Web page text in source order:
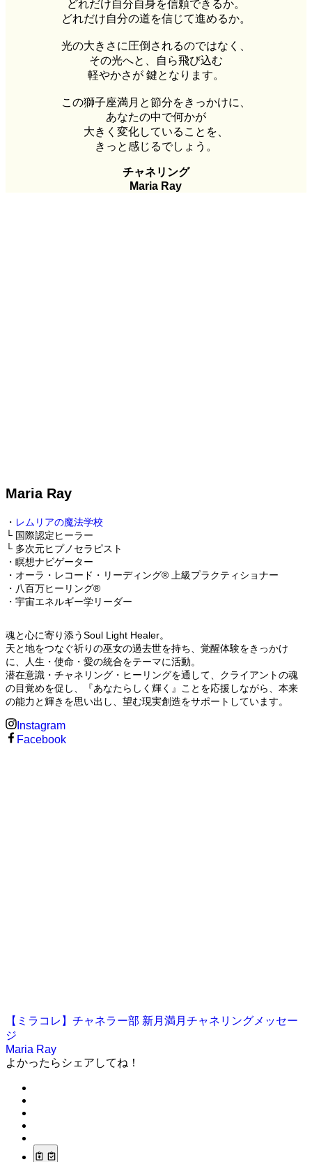
どれだけ自分自身を信頼できるか。
どれだけ自分の道を信じて進めるか。
光の大きさに圧倒されるのではなく、
その光へと、自ら飛び込む
軽やかさが 鍵となります。
この獅子座満月と節分をきっかけに、
あなたの中で何かが
大きく変化していることを、
きっと感じるでしょう。
チャネリング
Maria Ray
Maria Ray
・ レムリアの魔法学校
└ 国際認定ヒーラー
└ 多次元ヒプノセラピスト
・瞑想ナビゲーター
・オーラ・レコード・リーディング®️ 上級プラクティショナー
・八百万ヒーリング®️
・宇宙エネルギー学リーダー
魂と心に寄り添うSoul Light Healer。
天と地をつなぐ祈りの巫女の過去世を持ち、覚醒体験をきっかけ
に、人生・使命・愛の統合をテーマに活動。
潜在意識・チャネリング・ヒーリングを通して、クライアントの魂
の目覚めを促し、『あなたらしく輝く』ことを応援しながら、本来
の能力と輝きを思い出し、望む現実創造をサポートしています。
Instagram
Facebook
【ミラコレ】チャネラー部 新月満月チャネリングメッセー
ジ
Maria Ray
よかったらシェアしてね！